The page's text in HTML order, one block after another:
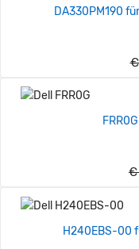
DA330PM190
€
H240EBS-00